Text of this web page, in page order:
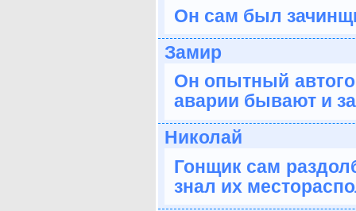
Он сам был
Замир
Он опытный
аварии бывают и
Николай
Гонщик сам
знал их